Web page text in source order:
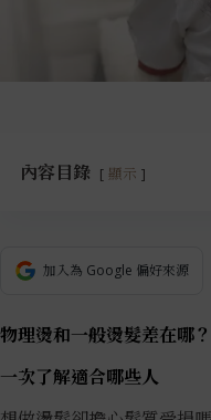
內容目錄 顯示
加入為 Google 偏好來源
物理燙和一般燙髮差在哪？
一次了解適合哪些人